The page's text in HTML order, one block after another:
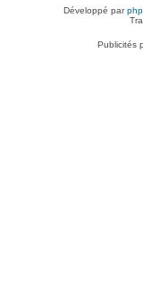
Développé par
Publicités